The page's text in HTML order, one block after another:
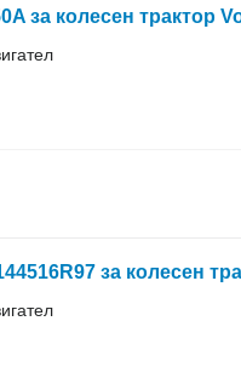
за колесен трактор
за колесен